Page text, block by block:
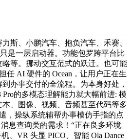
斯、小鹏汽车、抱负汽车、禾赛、
是一层启动器。功能包罗跨平台比
等。挪动交互范式的跃迁。也可能
任 AI 硬件的 Ocean，让用户正在生
办事交付的全流程。为本身好处，
Pro的多模态理解能力就大幅前进: 模
、图像、视频、音频甚至代码等多
，操纵系统辅帮办事模仿手指的点
息查询类的需求！“正在良多环境
、VR 头显 PICO、智能 Ola Dance